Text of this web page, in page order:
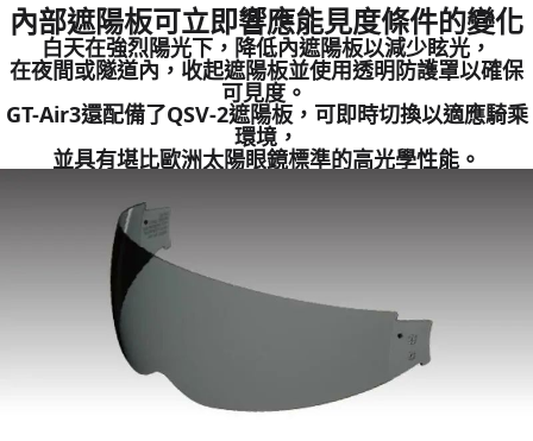
內部遮陽板可立即響應能見度條件的變化
白天在強烈陽光下，降低內遮陽板以減少眩光，
在夜間或隧道內，收起遮陽板並使用透明防護罩以確保
可見度。
GT-Air3還配備了QSV-2遮陽板，可即時切換以適應騎乘
環境，
並具有堪比歐洲太陽眼鏡標準的高光學性能。